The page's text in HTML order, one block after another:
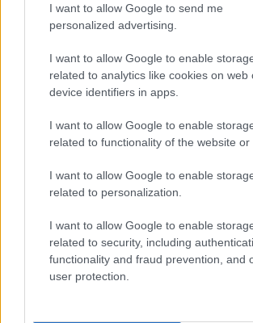
I want to allow Google to send me
personalized advertising.
I want to allow Google to enable
related to analytics like cookies on web
device identifiers in apps.
I want to allow Google to enable
related to functionality of the website or
I want to allow Google to enable
related to personalization.
I want to allow Google to enable
related to security, including
functionality and fraud prevention, and
user protection.
stream)
Χρηματοδότηση 8 εκατ.
πενταετές πρόγραμμα
Metlen: